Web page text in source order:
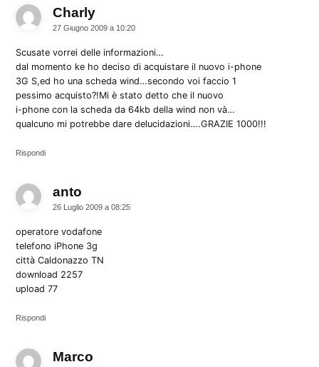
Charlydice:
27 Giugno 2009 a 10:20
Scusate vorrei delle informazioni…
dal momento ke ho deciso di acquistare il nuovo i-phone
3G S,ed ho una scheda wind…secondo voi faccio 1
pessimo acquisto?!Mi è stato detto che il nuovo
i-phone con la scheda da 64kb della wind non và…
qualcuno mi potrebbe dare delucidazioni….GRAZIE 1000!!!
Rispondi
anto
26 Luglio 2009 a 08:25
operatore vodafone
telefono iPhone 3g
città Caldonazzo TN
download 2257
upload 77
Rispondi
Marco